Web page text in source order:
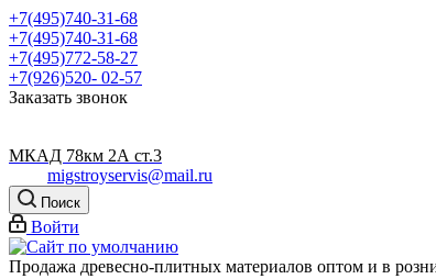
+7(495)740-31-68
+7(495)740-31-68
+7(495)772-58-27
+7(926)520- 02-57
Заказать звонок
МКАД 78км 2А ст.3
migstroyservis@mail.ru
Поиск
Войти
Продажа древесно-плитных материалов оптом и в